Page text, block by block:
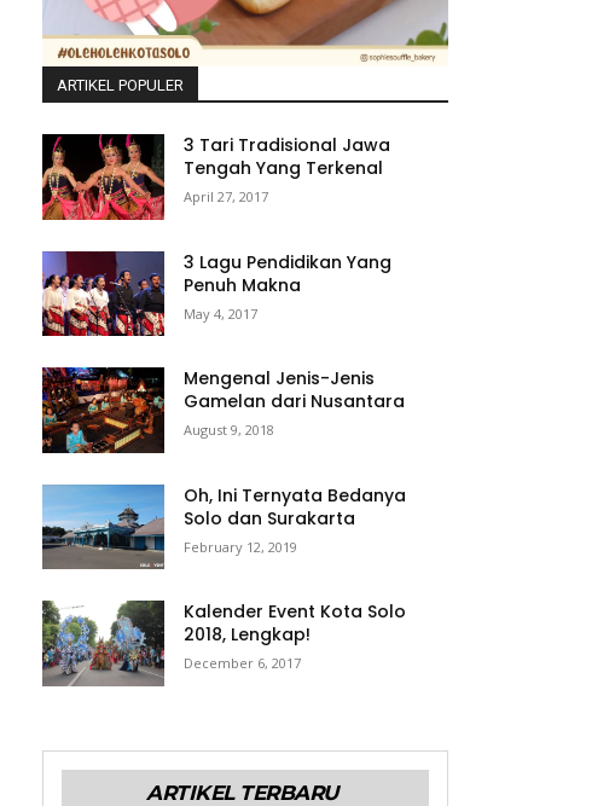
ARTIKEL POPULER
3 Tari Tradisional Jawa
Tengah Yang Terkenal
April 27, 2017
3 Lagu Pendidikan Yang
Penuh Makna
May 4, 2017
Mengenal Jenis-Jenis
Gamelan dari Nusantara
August 9, 2018
Oh, Ini Ternyata Bedanya
Solo dan Surakarta
February 12, 2019
Kalender Event Kota Solo
2018, Lengkap!
December 6, 2017
ARTIKEL TERBARU